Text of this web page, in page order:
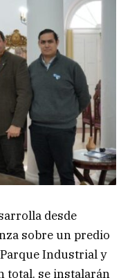
desde
sobre un predio
Industrial y
total, se instalarán